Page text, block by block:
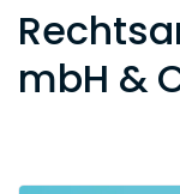
mbH &